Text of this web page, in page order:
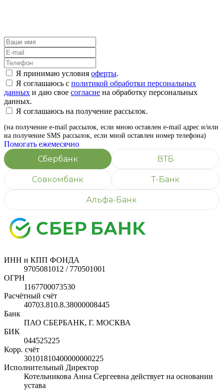
Я принимаю условия оферты.
Я соглашаюсь с политикой обработки персональных
данных и даю свое согласие на обработку персональных
данных.
Я соглашаюсь на получение рассылок.
(на получение e-mail рассылок, если мною оставлен e-mail адрес и/или
на получение SMS рассылок, если мной оставлен номер телефона)
Помогать ежемесячно
Сбербанк ВТБ
Совкомбанк Т-Банк
Альфа-Банк
ИНН и КПП ФОНДА
9705081012 / 770501001
ОГРН
1167700073530
Расчётный счёт
40703.810.8.38000008445
Банк
ПАО СБЕРБАНК, Г. МОСКВА
БИК
044525225
Корр. счёт
30101810400000000225
Исполнительный Директор
Котельникова Анна Сергеевна действует на основании
устава